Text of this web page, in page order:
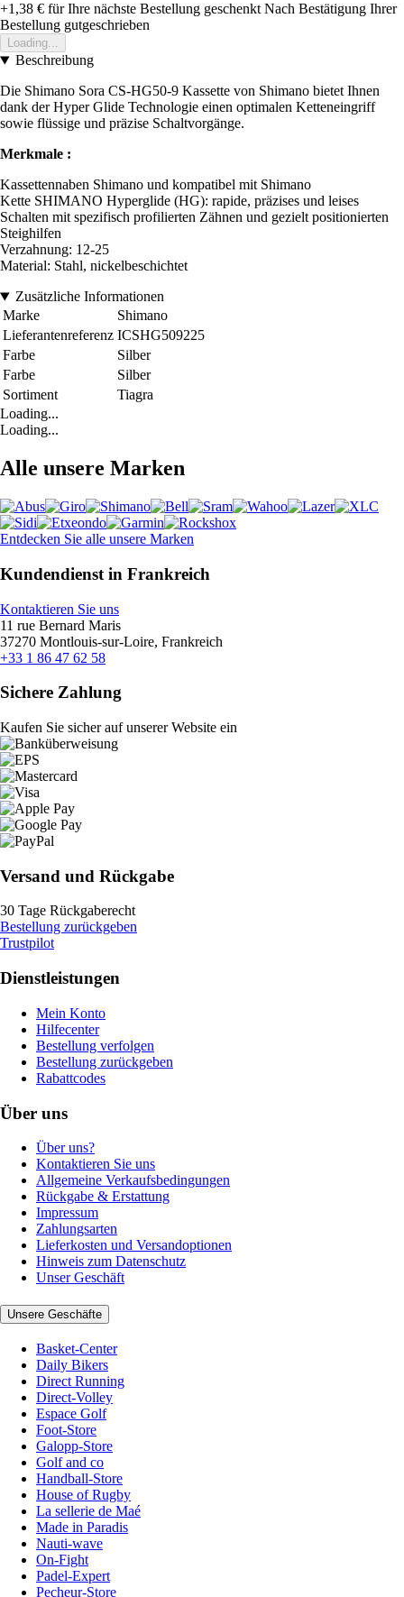
+1,38 € für Ihre nächste Bestellung geschenkt Nach Bestätigung Ihrer
Bestellung gutgeschrieben
Loading...
Beschreibung
Die Shimano Sora CS-HG50-9 Kassette von Shimano bietet Ihnen
dank der Hyper Glide Technologie einen optimalen Ketteneingriff
sowie flüssige und präzise Schaltvorgänge.
Merkmale :
Kassettennaben Shimano und kompatibel mit Shimano
Kette SHIMANO Hyperglide (HG): rapide, präzises und leises
Schalten mit spezifisch profilierten Zähnen und gezielt positionierten
Steighilfen
Verzahnung: 12-25
Material: Stahl, nickelbeschichtet
Zusätzliche Informationen
Marke
Shimano
Lieferantenreferenz ICSHG509225
Farbe
Silber
Farbe
Silber
Sortiment
Tiagra
Loading...
Loading...
Alle unsere Marken
Entdecken Sie alle unsere Marken
Kundendienst in Frankreich
Kontaktieren Sie uns
11 rue Bernard Maris
37270 Montlouis-sur-Loire, Frankreich
+33 1 86 47 62 58
Sichere Zahlung
Kaufen Sie sicher auf unserer Website ein
Versand und Rückgabe
30 Tage Rückgaberecht
Bestellung zurückgeben
Trustpilot
Dienstleistungen
Mein Konto
Hilfecenter
Bestellung verfolgen
Bestellung zurückgeben
Rabattcodes
Über uns
Über uns?
Kontaktieren Sie uns
Allgemeine Verkaufsbedingungen
Rückgabe & Erstattung
Impressum
Zahlungsarten
Lieferkosten und Versandoptionen
Hinweis zum Datenschutz
Unser Geschäft
Unsere Geschäfte
Basket-Center
Daily Bikers
Direct Running
Direct-Volley
Espace Golf
Foot-Store
Galopp-Store
Golf and co
Handball-Store
House of Rugby
La sellerie de Maé
Made in Paradis
Nauti-wave
On-Fight
Padel-Expert
Pecheur-Store